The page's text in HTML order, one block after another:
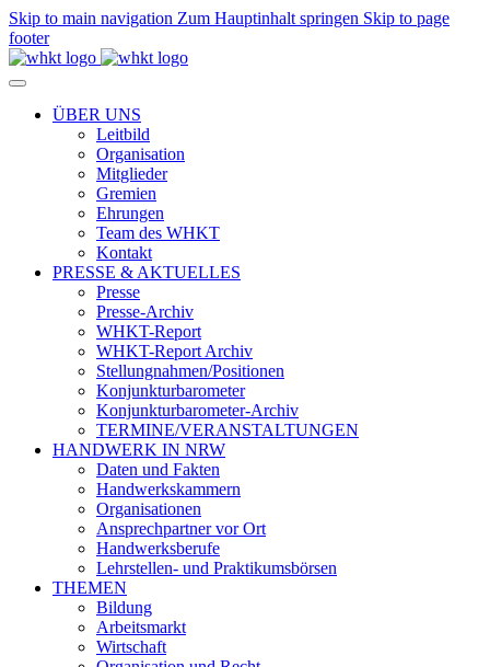
Skip to main navigation Zum Hauptinhalt springen Skip to page
footer
ÜBER UNS
Leitbild
Organisation
Mitglieder
Gremien
Ehrungen
Team des WHKT
Kontakt
PRESSE & AKTUELLES
Presse
Presse-Archiv
WHKT-Report
WHKT-Report Archiv
Stellungnahmen/Positionen
Konjunkturbarometer
Konjunkturbarometer-Archiv
TERMINE/VERANSTALTUNGEN
HANDWERK IN NRW
Daten und Fakten
Handwerkskammern
Organisationen
Ansprechpartner vor Ort
Handwerksberufe
Lehrstellen- und Praktikumsbörsen
THEMEN
Bildung
Arbeitsmarkt
Wirtschaft